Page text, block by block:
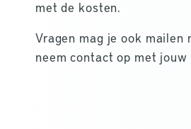
met de kosten.
Vragen mag je ook mailen
neem contact op met